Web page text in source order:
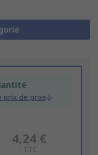
prix de gros
4,24 €
TTC